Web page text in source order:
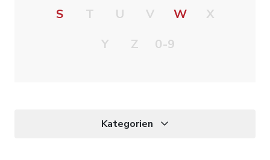
S
T U V W
X
Y
Z 0-9
Kategorien